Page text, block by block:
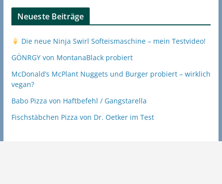
Neueste Beiträge
Die neue Ninja Swirl Softeismaschine – mein Testvideo!
GÖNRGY von MontanaBlack probiert
McDonald’s McPlant Nuggets und Burger probiert – wirklich
vegan?
Babo Pizza von Haftbefehl / Gangstarella
Fischstäbchen Pizza von Dr. Oetker im Test